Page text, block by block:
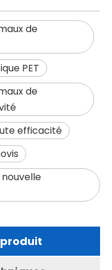
de
PET
de
efficacité
nouvelle